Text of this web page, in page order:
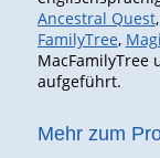
Ancestral Quest,
FamilyTree,
MacFamilyTree
aufgeführt.
Mehr zum